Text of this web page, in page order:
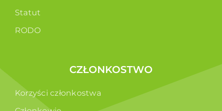
Statut
RODO
CZŁONKOSTWO
Korzyści członkostwa